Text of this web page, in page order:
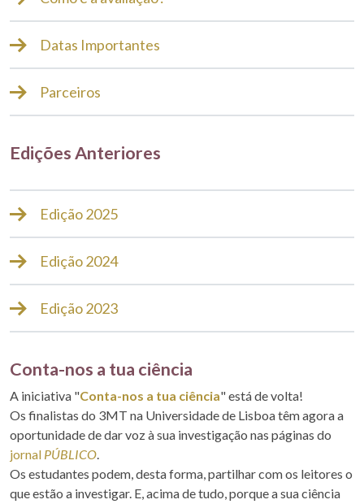
Datas Importantes
Parceiros
Edições Anteriores
Edição 2025
Edição 2024
Edição 2023
Conta-nos a tua ciência
A iniciativa "Conta-nos a tua ciência" está de volta!
Os finalistas do 3MT na Universidade de Lisboa têm agora a
oportunidade de dar voz à sua investigação nas páginas do
jornal PÚBLICO.
Os estudantes podem, desta forma, partilhar com os leitores o
que estão a investigar. E, acima de tudo, porque a sua ciência